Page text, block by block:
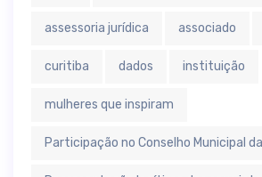
assessoria jurídica associado
curitiba dados instituição
mulheres que inspiram
Participação no Conselho Municipal